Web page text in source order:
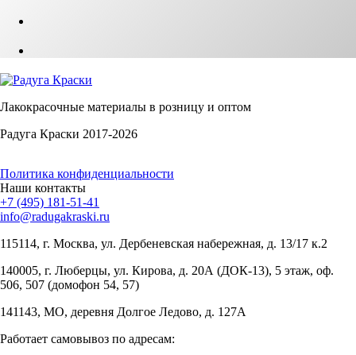
Лакокрасочные материалы в розницу и оптом
Радуга Краски 2017-2026
Политика конфиденциальности
Наши контакты
+7 (495) 181-51-41
info@radugakraski.ru
115114, г. Москва, ул. Дербеневская набережная, д. 13/17 к.2
140005, г. Люберцы, ул. Кирова, д. 20А (ДОК-13), 5 этаж, оф.
506, 507 (домофон 54, 57)
141143, МО, деревня Долгое Ледово, д. 127А
Работает самовывоз по адресам: